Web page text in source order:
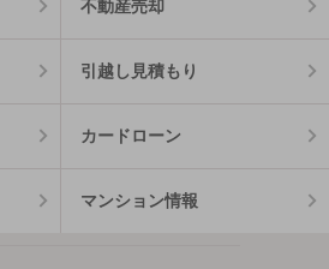
不動産売却
引越し見積もり
カードローン
マンション情報